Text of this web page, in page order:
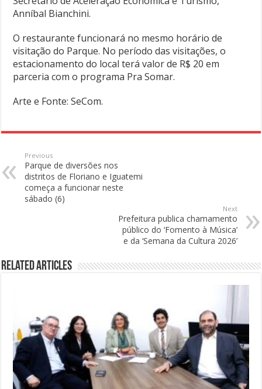
Anníbal Bianchini.
O restaurante funcionará no mesmo horário de
visitação do Parque. No período das visitações, o
estacionamento do local terá valor de R$ 20 em
parceria com o programa Pra Somar.
Arte e Fonte: SeCom.
Previous
Parque de diversões nos
distritos de Floriano e Iguatemi
começa a funcionar neste
sábado (6)
Next
Prefeitura publica chamamento
público do ‘Fomento à Música’
e da ‘Semana da Cultura 2026’
Related Articles